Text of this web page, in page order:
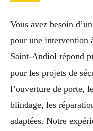
Vous avez besoin
pour une intervention
Saint-Andiol répond
pour les projets de
l’ouverture de porte,
blindage, les
adaptées. Notre